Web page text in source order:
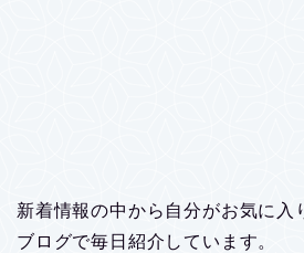
新着情報の中から自分がお気に入
ブログで毎日紹介しています。